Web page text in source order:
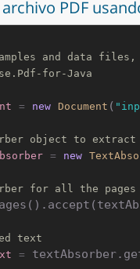
PDF
and data
for-Java
= new Document (
object to
= new
for all the pages
text
=